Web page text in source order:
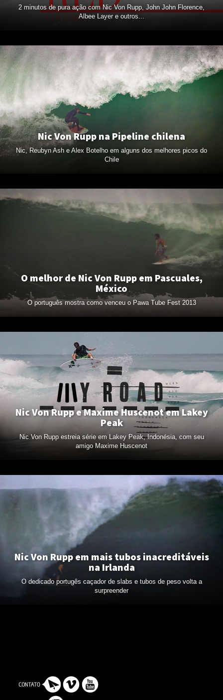
2 minutos de pura ação com Nic Von Rupp, John John Florence,
Albee Layer e outros...
Nic Von Rupp na Pipeline chilena
Nic, Reubyn Ash e Alex Botelho em alguns dos melhores picos do
Chile
O melhor de Nic Von Rupp em Pascuales,
México
O português mostra como venceu o Pawa Tube Fest 2013
Nic Von Rupp e Maxime Huscenot em Lakey
Peak
Nic Von Rupp estreia série em Lakey Peak, Indonésia, com seu
amigo Maxime Huscenot
Nic Von Rupp em mais tubos inacreditáveis
na Irlanda
O dedicado portugês caçador de slabs e tubos de peso volta a
surpreender